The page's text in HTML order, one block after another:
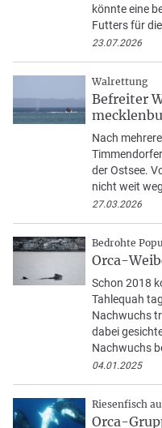
könnte eine
Futters für
23.07.2026
Walrettung
Befreiter
Nach
der Ostsee.
nicht weit
27.03.2026
Bedrohte
Orca-
Schon 2018
Tahlequah
Nachwuchs
dabei
Nachwuchs
04.01.2025
Riesenfisch
Orca-